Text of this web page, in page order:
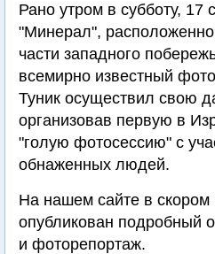
Рано утром в субботу, 17
"Минерал",
части западного
всемирно известный
Туник осуществил свою
организовав первую в
"голую фотосессию" с
обнаженных людей.
На нашем сайте в скором
опубликован подробный
и фоторепортаж.